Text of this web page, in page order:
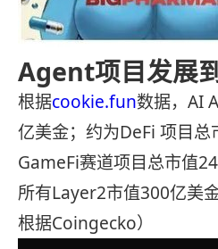
Agent项目发展
根据cookie.fun数据，AI
亿美金；约为DeFi 项目
GameFi赛道项目总市值
所有Layer2市值300亿美
根据Coingecko）